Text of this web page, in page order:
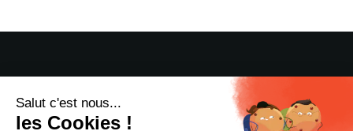
Besoin d’un audit ?
Discutons de vos projets !